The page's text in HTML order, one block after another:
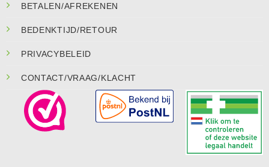
BETALEN/AFREKENEN
BEDENKTIJD/RETOUR
PRIVACYBELEID
CONTACT/VRAAG/KLACHT